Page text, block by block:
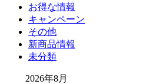
お得な情報
キャンペーン
その他
新商品情報
未分類
2026年8月